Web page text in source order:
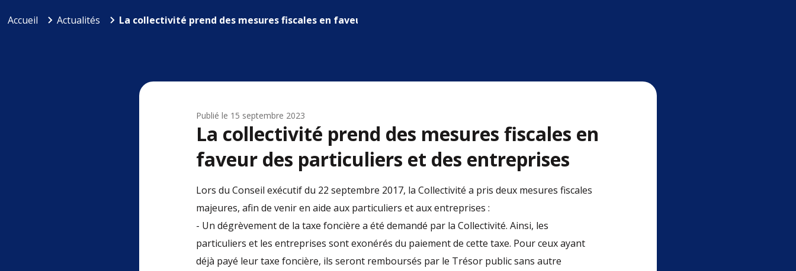
Accueil Actualités La collectivité prend des mesures fiscales en faveur des par...
Publié le 15 septembre 2023
La collectivité prend des mesures fiscales en
faveur des particuliers et des entreprises
Lors du Conseil exécutif du 22 septembre 2017, la Collectivité a pris deux mesures fiscales
majeures, afin de venir en aide aux particuliers et aux entreprises :
- Un dégrèvement de la taxe foncière a été demandé par la Collectivité. Ainsi, les
particuliers et les entreprises sont exonérés du paiement de cette taxe. Pour ceux ayant
déjà payé leur taxe foncière, ils seront remboursés par le Trésor public sans autre